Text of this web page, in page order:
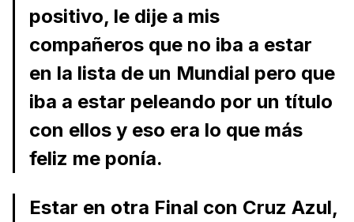
positivo, le dije a mis
compañeros que no iba a estar
en la lista de un Mundial pero que
iba a estar peleando por un título
con ellos y eso era lo que más
feliz me ponía.
Estar en otra Final con Cruz Azul,